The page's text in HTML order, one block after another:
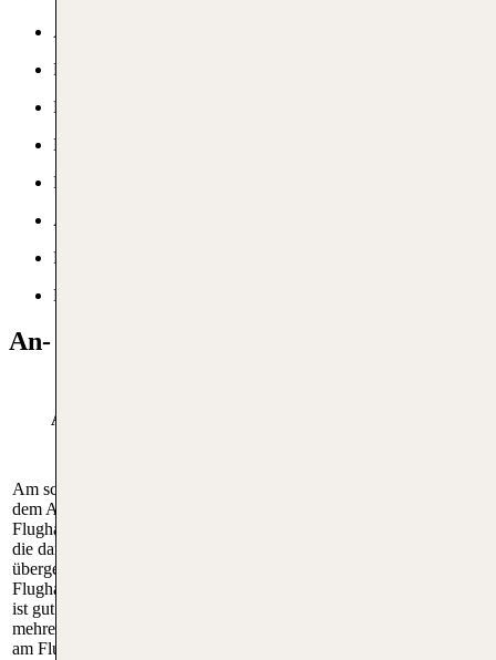
ATM
Kostenloses WLAN
Hotels
Lounges
Fundbüro
Autovermietung
Duty-Free
Kinderbereich
An- und Abreise von Flughafen Budapest
Anreise mit dem Auto
Am schnellsten kommst du mit
dem Auto zum Budapest
Flughafen über die Autobahn M0,
die dann in die Schnellstraße 4
übergeht und direkt zum
Flughafengelände führt. Der Weg
ist gut ausgeschildert und bietet
mehrere Parkmöglichkeiten direkt
am Flughafengebäude.